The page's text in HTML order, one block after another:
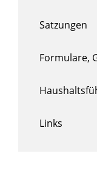
Satzungen
Formulare,
Links